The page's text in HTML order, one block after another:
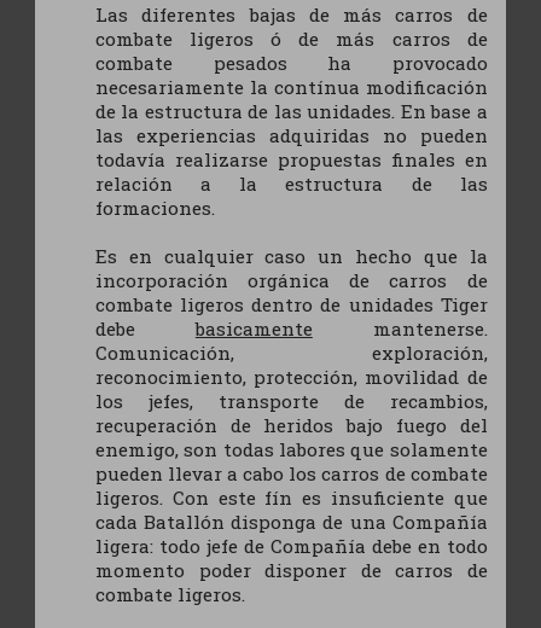
Las diferentes bajas de más carros de
combate ligeros ó de más carros de
combate pesados ha provocado
necesariamente la contínua modificación
de la estructura de las unidades. En base a
las experiencias adquiridas no pueden
todavía realizarse propuestas finales en
relación a la estructura de las
formaciones.
Es en cualquier caso un hecho que la
incorporación orgánica de carros de
combate ligeros dentro de unidades Tiger
debebasicamente mantenerse.
Comunicación, exploración,
reconocimiento, protección, movilidad de
los jefes, transporte de recambios,
recuperación de heridos bajo fuego del
enemigo, son todas labores que solamente
pueden llevar a cabo los carros de combate
ligeros. Con este fín es insuficiente que
cada Batallón disponga de una Compañía
ligera: todo jefe de Compañía debe en todo
momento poder disponer de carros de
combate ligeros.